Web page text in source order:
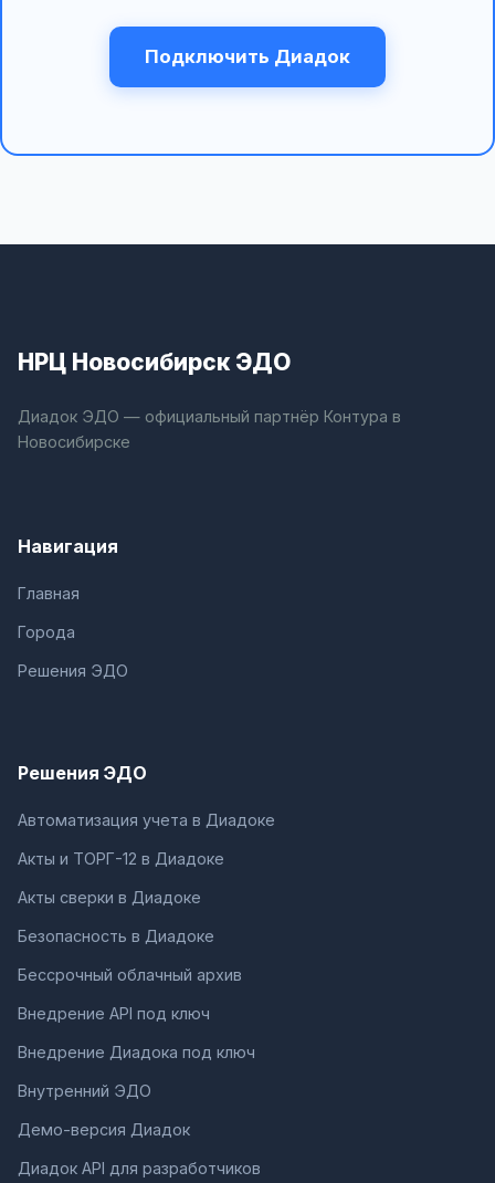
Подключить Диадок
НРЦ Новосибирск ЭДО
Диадок ЭДО — официальный партнёр Контура в
Новосибирске
Навигация
Главная
Города
Решения ЭДО
Решения ЭДО
Автоматизация учета в Диадоке
Акты и ТОРГ-12 в Диадоке
Акты сверки в Диадоке
Безопасность в Диадоке
Бессрочный облачный архив
Внедрение API под ключ
Внедрение Диадока под ключ
Внутренний ЭДО
Демо-версия Диадок
Диадок API для разработчиков